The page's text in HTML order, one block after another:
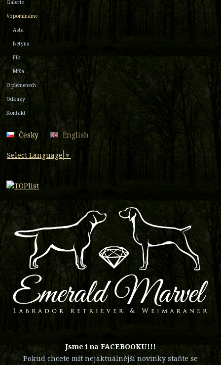
Galerie
Vzpomínáme
Asta
Betyna
Fík
Míša
O plemenech
Odkazy
Kontakt
Česky English
Select Language ▼
​Jsme i na FACEBOOKU!!!
Pokud chcete mít nejaktuálnější novinky staňte se